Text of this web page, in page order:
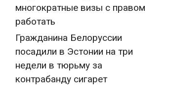
многократные визы с правом
работать
Гражданина Белоруссии
посадили в Эстонии на три
недели в тюрьму за
контрабанду сигарет